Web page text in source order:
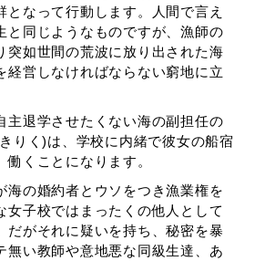
となって行動します。人間で言え
と同じようなものですが、漁師の
突如世間の荒波に放り出された海
経営しなければならない窮地に立
主退学させたくない海の副担任の
りく)は、学校に内緒で彼女の船宿
働くことになります。
海の婚約者とウソをつき漁業権を
女子校ではまったくの他人として
だがそれに疑いを持ち、秘密を暴
無い教師や意地悪な同級生達、あ